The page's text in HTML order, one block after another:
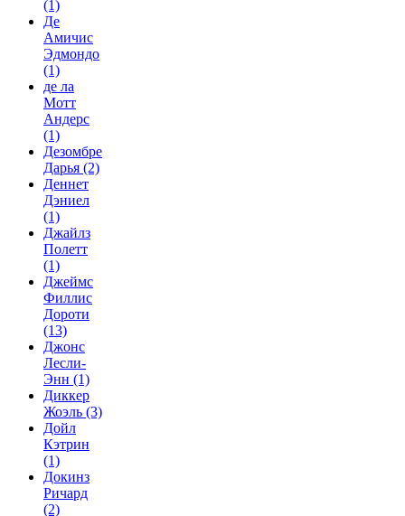
(1)
Де
Амичис
Эдмондо
(1)
де ла
Мотт
Андерс
(1)
Дезомбре
Дарья (2)
Деннет
Дэниел
(1)
Джайлз
Полетт
(1)
Джеймс
Филлис
Дороти
(13)
Джонс
Лесли-
Энн (1)
Диккер
Жоэль (3)
Дойл
Кэтрин
(1)
Докинз
Ричард
(2)